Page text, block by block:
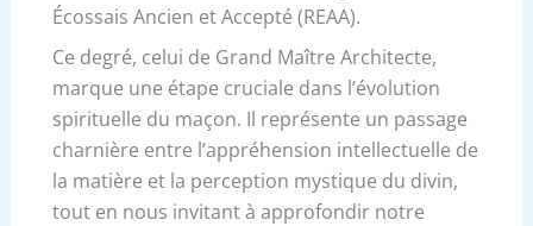
Écossais Ancien et Accepté (REAA).
Ce degré, celui de Grand Maître Architecte,
marque une étape cruciale dans l’évolution
spirituelle du maçon. Il représente un passage
charnière entre l’appréhension intellectuelle de
la matière et la perception mystique du divin,
tout en nous invitant à approfondir notre